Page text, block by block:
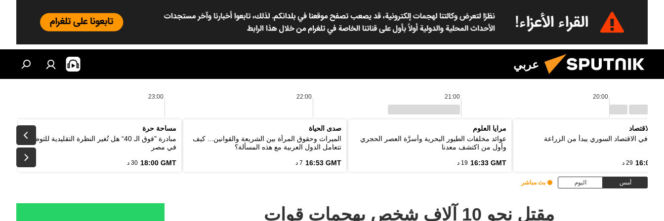
عربي
20:00
21:00
22:00
23:00
الاقتصاد
تعافي الاقتصاد السوري يبدأ من الزراعة
16:03 29 د
مرايا العلوم
عوائد مخلفات الطيور البحرية وأسرَّة العصر الحجري
وأول من اكتشف معدنا
16:33 GMT 19 د
صدى الحياة
الميراث وحقوق المرأة بين الشريعة والقوانين... كيف
تتعامل الدول العربية مع هذه المسألة؟
16:53 GMT 7 د
مساحة حرة
مبادرة "فوق الـ 40“ هل تُغير النظرة التقليدية للتوظيف
في مصر
18:00 GMT 30 د
أمس اليوم بث مباشر
مقتل نحو 10 آلاف شخص بهجمات قوات